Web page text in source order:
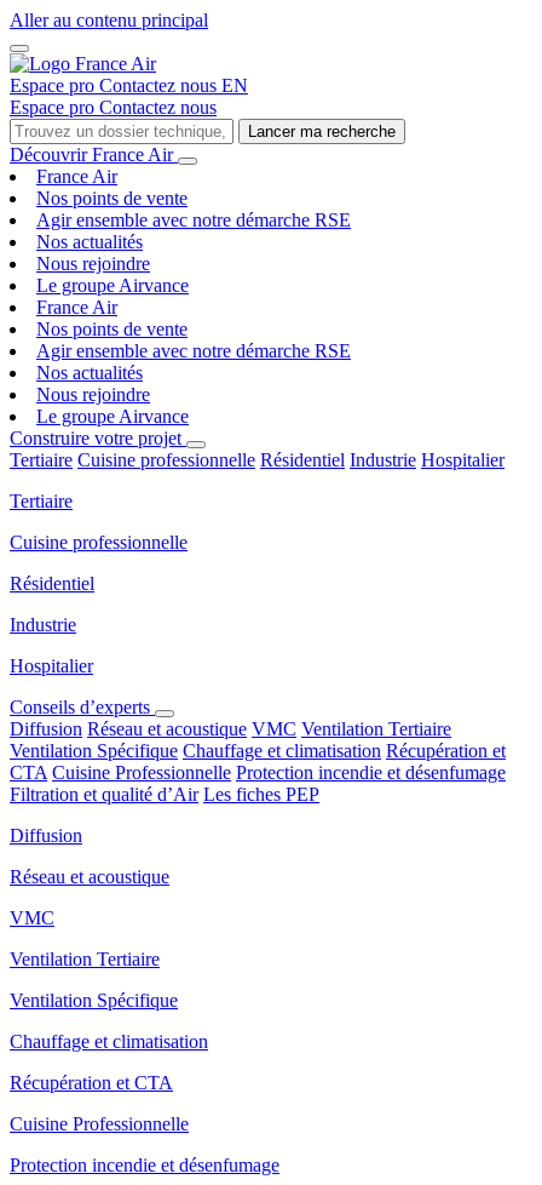
Aller au contenu principal
Espace pro Contactez nous EN
Espace pro Contactez nous
Lancer ma recherche
Découvrir France Air
France Air
Nos points de vente
Agir ensemble avec notre démarche RSE
Nos actualités
Nous rejoindre
Le groupe Airvance
France Air
Nos points de vente
Agir ensemble avec notre démarche RSE
Nos actualités
Nous rejoindre
Le groupe Airvance
Construire votre projet
Tertiaire Cuisine professionnelle Résidentiel Industrie Hospitalier
Tertiaire
Cuisine professionnelle
Résidentiel
Industrie
Hospitalier
Conseils d’experts
Diffusion Réseau et acoustique VMC Ventilation Tertiaire
Ventilation Spécifique Chauffage et climatisation Récupération et
CTA Cuisine Professionnelle Protection incendie et désenfumage
Filtration et qualité d’Air Les fiches PEP
Diffusion
Réseau et acoustique
VMC
Ventilation Tertiaire
Ventilation Spécifique
Chauffage et climatisation
Récupération et CTA
Cuisine Professionnelle
Protection incendie et désenfumage